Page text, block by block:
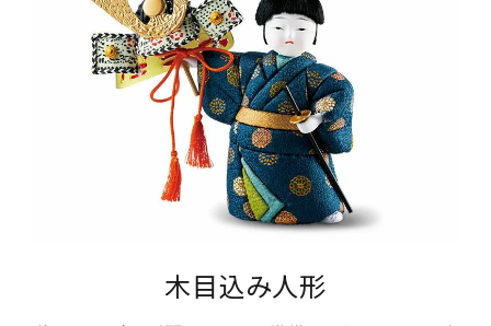
ログイン person 会員登録
木目込み人形